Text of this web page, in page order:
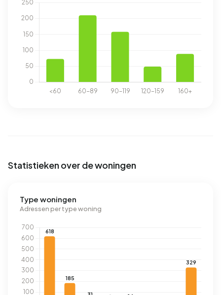
Statistieken over de woningen
Type woningen
Adressen per type woning